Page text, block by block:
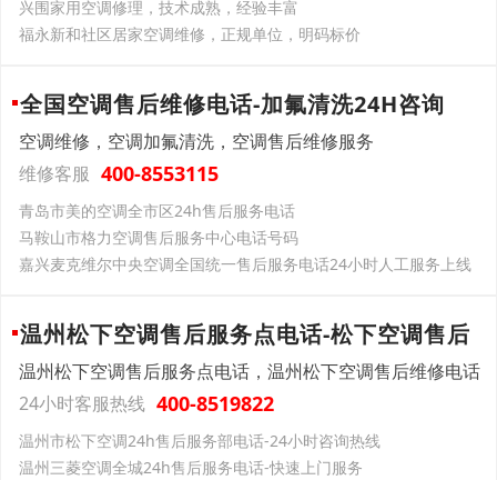
兴围家用空调修理，技术成熟，经验丰富
福永新和社区居家空调维修，正规单位，明码标价
全国空调售后维修电话-加氟清洗24H咨询
空调维修，空调加氟清洗，空调售后维修服务
维修客服 400-8553115
青岛市美的空调全市区24h售后服务电话
马鞍山市格力空调售后服务中心电话号码
嘉兴麦克维尔中央空调全国统一售后服务电话24小时人工服务上线
温州松下空调售后服务点电话-松下空调售后
温州松下空调售后服务点电话，温州松下空调售后维修电话
24小时客服热线 400-8519822
温州市松下空调24h售后服务部电话-24小时咨询热线
温州三菱空调全城24h售后服务电话-快速上门服务